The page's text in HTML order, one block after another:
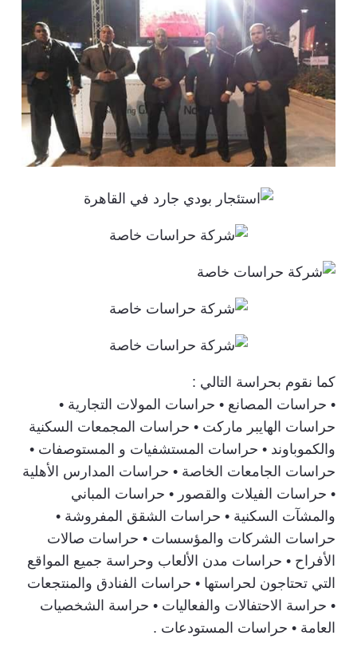
كما نقوم بحراسة التالي :
• حراسات المصانع • حراسات المولات التجارية •
حراسات الهايبر ماركت • حراسات المجمعات السكنية
والكموباوند • حراسات المستشفيات و المستوصفات •
حراسات الجامعات الخاصة • حراسات المدارس الأهلية
• حراسات الفيلات والقصور • حراسات المباني
والمشآت السكنية • حراسات الشقق المفروشة •
حراسات الشركات والمؤسسات • حراسات صالات
الأفراح • حراسات مدن الألعاب وحراسة جميع المواقع
التي تحتاجون لحراستها • حراسات الفنادق والمنتجعات
• حراسة الاحتفالات والفعاليات • حراسة الشخصيات
العامة • حراسات المستودعات .